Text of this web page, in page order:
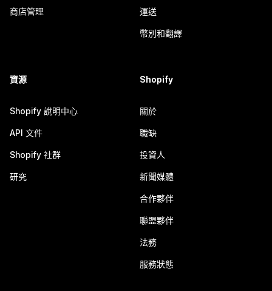
商店管理 運送
幣別和翻譯
資源
Shopify 說明中心
API 文件
Shopify 社群
研究
Shopify
關於
職缺
投資人
新聞媒體
合作夥伴
聯盟夥伴
法務
服務狀態